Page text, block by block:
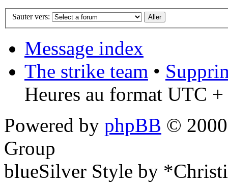
Sauter vers:
Message index
The strike team •
Heures au format UTC
Powered by phpBB ©
Group
blueSilver Style by